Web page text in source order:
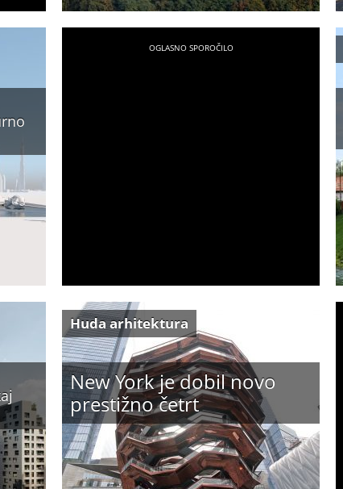
New York je dobil novo
prestižno četrt
Huda arhitektura